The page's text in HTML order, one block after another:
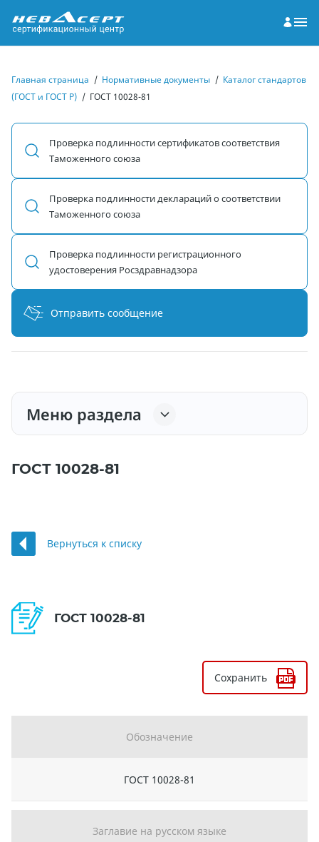
Главная страница / Нормативные документы / Каталог стандартов
(ГОСТ и ГОСТ Р) / ГОСТ 10028-81
Проверка подлинности сертификатов соответствия
Таможенного союза
Проверка подлинности деклараций о соответствии
Таможенного союза
Проверка подлинности регистрационного
удостоверения Росздравнадзора
Отправить сообщение
Меню раздела
ГОСТ 10028-81
Вернуться к списку
ГОСТ 10028-81
Сохранить
Обозначение
ГОСТ 10028-81
Заглавие на русском языке